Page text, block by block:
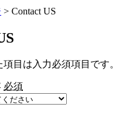
> Contact US
目は入力必須項目です。
必須